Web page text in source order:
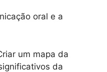
oral e a
um mapa da
da